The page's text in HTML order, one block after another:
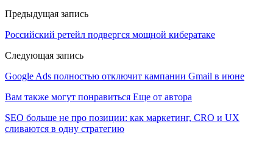
Предыдущая запись
Российский ретейл подвергся мощной кибератаке
Следующая запись
Google Ads полностью отключит кампании Gmail в июне
Вам также могут понравиться Еще от автора
SEO больше не про позиции: как маркетинг, CRO и UX
сливаются в одну стратегию